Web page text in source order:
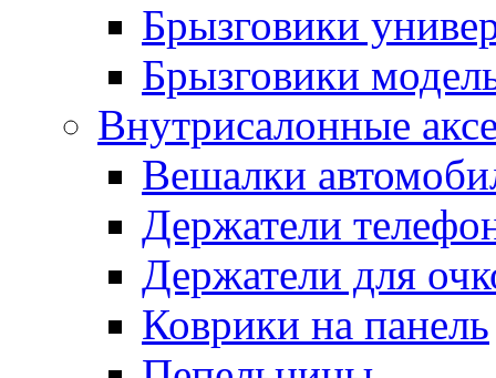
Брызговики
Брызговики
Внутрисалонные
Вешалки
Держатели
Держатели для
Коврики на панель